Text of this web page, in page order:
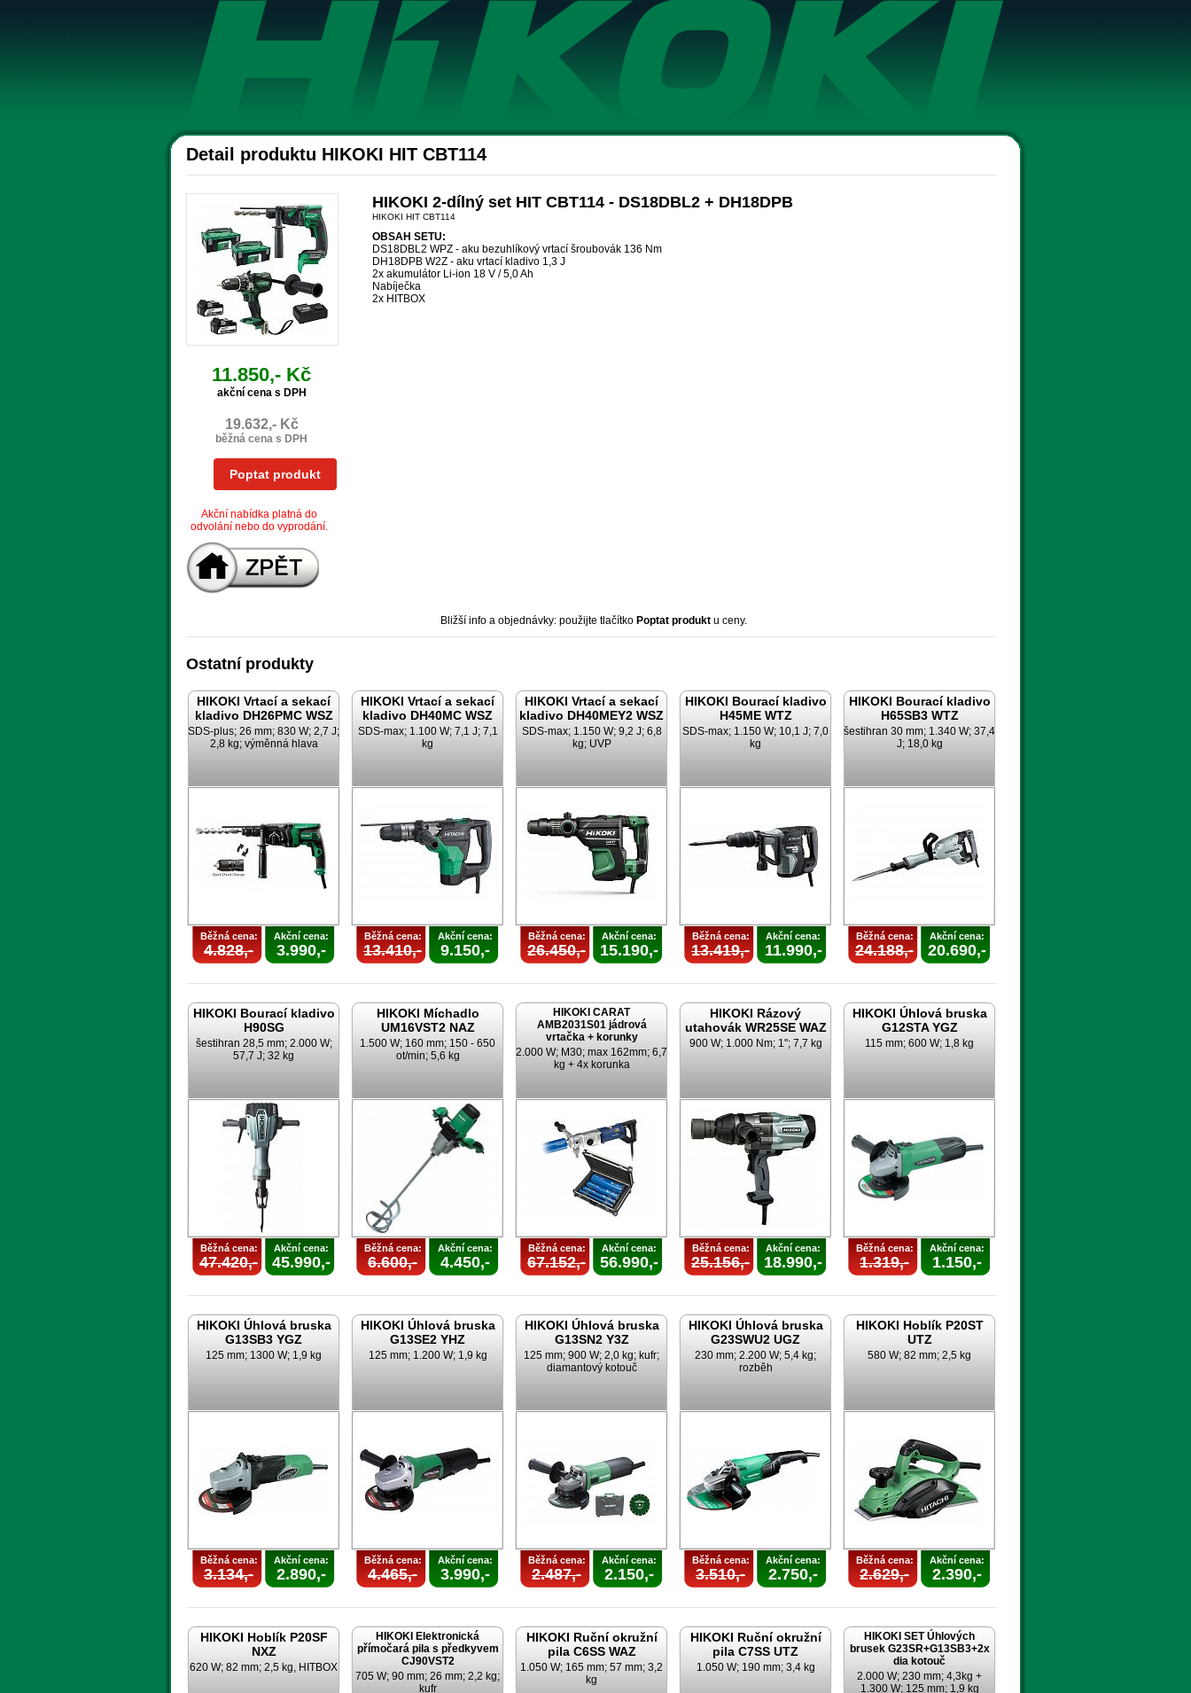
Akce Hikoki
Detail produktu HIKOKI HIT CBT114
11.850,- Kč
akční cena s DPH
19.632,- Kč
běžná cena s DPH
Poptat produkt
Akční nabídka platná do
odvolání nebo do vyprodání.
HIKOKI 2-dílný set HIT CBT114 - DS18DBL2 + DH18DPB
HIKOKI HIT CBT114
OBSAH SETU:
DS18DBL2 WPZ - aku bezuhlíkový vrtací šroubovák 136 Nm
DH18DPB W2Z - aku vrtací kladivo 1,3 J
2x akumulátor Li-ion 18 V / 5,0 Ah
Nabíječka
2x HITBOX
Bližší info a objednávky: použijte tlačítko Poptat produktu ceny.
Ostatní produkty
HIKOKI Vrtací a sekací
kladivo DH26PMC WSZ
SDS-plus; 26 mm; 830 W; 2,7 J;
2,8 kg; výměnná hlava
Běžná cena:
4.828,-
Akční cena:
3.990,-
HIKOKI Vrtací a sekací
kladivo DH40MC WSZ
SDS-max; 1.100 W; 7,1 J; 7,1
kg
Běžná cena:
13.410,-
Akční cena:
9.150,-
HIKOKI Vrtací a sekací
kladivo DH40MEY2 WSZ
SDS-max; 1.150 W; 9,2 J; 6,8
kg; UVP
Běžná cena:
26.450,-
Akční cena:
15.190,-
HIKOKI Bourací kladivo
H45ME WTZ
SDS-max; 1.150 W; 10,1 J; 7,0
kg
Běžná cena:
13.419,-
Akční cena:
11.990,-
HIKOKI Bourací kladivo
H65SB3 WTZ
šestihran 30 mm; 1.340 W; 37,4
J; 18,0 kg
Běžná cena:
24.188,-
Akční cena:
20.690,-
HIKOKI Bourací kladivo
H90SG
šestihran 28,5 mm; 2.000 W;
57,7 J; 32 kg
Běžná cena:
47.420,-
Akční cena:
45.990,-
HIKOKI Míchadlo
UM16VST2 NAZ
1.500 W; 160 mm; 150 - 650
ot/min; 5,6 kg
Běžná cena:
6.600,-
Akční cena:
4.450,-
HIKOKI CARAT
AMB2031S01 jádrová
vrtačka + korunky
2.000 W; M30; max 162mm; 6,7
kg + 4x korunka
Běžná cena:
67.152,-
Akční cena:
56.990,-
HIKOKI Rázový
utahovák WR25SE WAZ
900 W; 1.000 Nm; 1"; 7,7 kg
Běžná cena:
25.156,-
Akční cena:
18.990,-
HIKOKI Úhlová bruska
G12STA YGZ
115 mm; 600 W; 1,8 kg
Běžná cena:
1.319,-
Akční cena:
1.150,-
HIKOKI Úhlová bruska
G13SB3 YGZ
125 mm; 1300 W; 1,9 kg
Běžná cena:
3.134,-
Akční cena:
2.890,-
HIKOKI Úhlová bruska
G13SE2 YHZ
125 mm; 1.200 W; 1,9 kg
Běžná cena:
4.465,-
Akční cena:
3.990,-
HIKOKI Úhlová bruska
G13SN2 Y3Z
125 mm; 900 W; 2,0 kg; kufr;
diamantový kotouč
Běžná cena:
2.487,-
Akční cena:
2.150,-
HIKOKI Úhlová bruska
G23SWU2 UGZ
230 mm; 2.200 W; 5,4 kg;
rozběh
Běžná cena:
3.510,-
Akční cena:
2.750,-
HIKOKI Hoblík P20ST
UTZ
580 W; 82 mm; 2,5 kg
Běžná cena:
2.629,-
Akční cena:
2.390,-
HIKOKI Hoblík P20SF
NXZ
620 W; 82 mm; 2,5 kg, HITBOX
HIKOKI Elektronická
přímočará pila s předkyvem
CJ90VST2
705 W; 90 mm; 26 mm; 2,2 kg;
kufr
HIKOKI Ruční okružní
pila C6SS WAZ
1.050 W; 165 mm; 57 mm; 3,2
kg
HIKOKI Ruční okružní
pila C7SS UTZ
1.050 W; 190 mm; 3,4 kg
HIKOKI SET Úhlových
brusek G23SR+G13SB3+2x
dia kotouč
2.000 W; 230 mm; 4,3kg +
1.300 W; 125 mm; 1,9 kg